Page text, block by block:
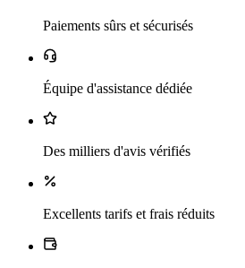
Paiements sûrs et sécurisés
Équipe d'assistance dédiée
Des milliers d'avis vérifiés
Excellents tarifs et frais réduits